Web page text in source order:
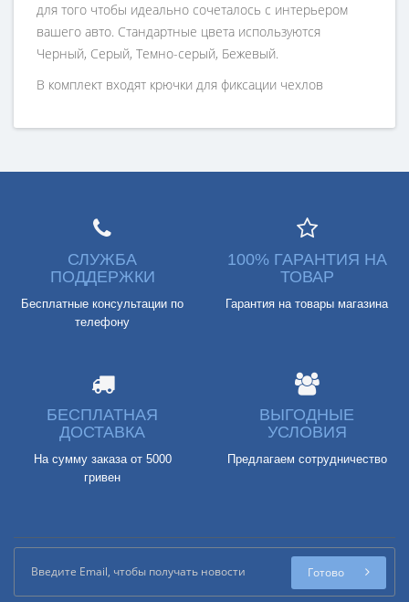
для того чтобы идеально сочеталось с интерьером
вашего авто. Стандартные цвета используются
Черный, Серый, Темно-серый, Бежевый.
В комплект входят крючки для фиксации чехлов
СЛУЖБА
ПОДДЕРЖКИ
Бесплатные консультации по
телефону
100% ГАРАНТИЯ НА
ТОВАР
Гарантия на товары магазина
БЕСПЛАТНАЯ
ДОСТАВКА
На сумму заказа от 5000
гривен
ВЫГОДНЫЕ
УСЛОВИЯ
Предлагаем сотрудничество
Готово